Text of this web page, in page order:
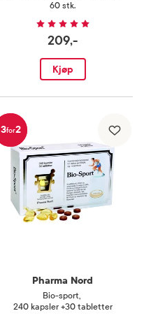
60 stk.
209,-
Kjøp
3for2
Pharma Nord
Bio-sport,
240 kapsler +30 tabletter